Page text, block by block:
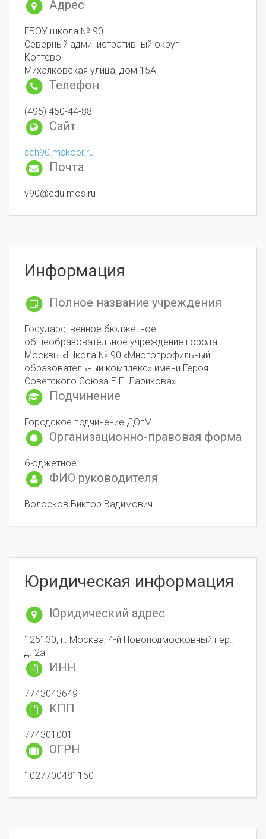
Адрес
ГБОУ школа № 90
Северный административный округ
Коптево
Михалковская улица, дом 15А
Телефон
(495) 450-44-88
Сайт
sch90.mskobr.ru
Почта
v90@edu.mos.ru
Информация
Полное название учреждения
Государственное бюджетное
общеобразовательное учреждение города
Москвы «Школа № 90 «Многопрофильный
образовательный комплекс» имени Героя
Советского Союза Е.Г. Ларикова»
Подчинение
Городское подчинение ДОгМ
Организационно-правовая форма
бюджетное
ФИО руководителя
Волосков Виктор Вадимович
Юридическая информация
Юридический адрес
125130, г. Москва, 4-й Новоподмосковный пер.,
д. 2а
ИНН
7743043649
КПП
774301001
ОГРН
1027700481160